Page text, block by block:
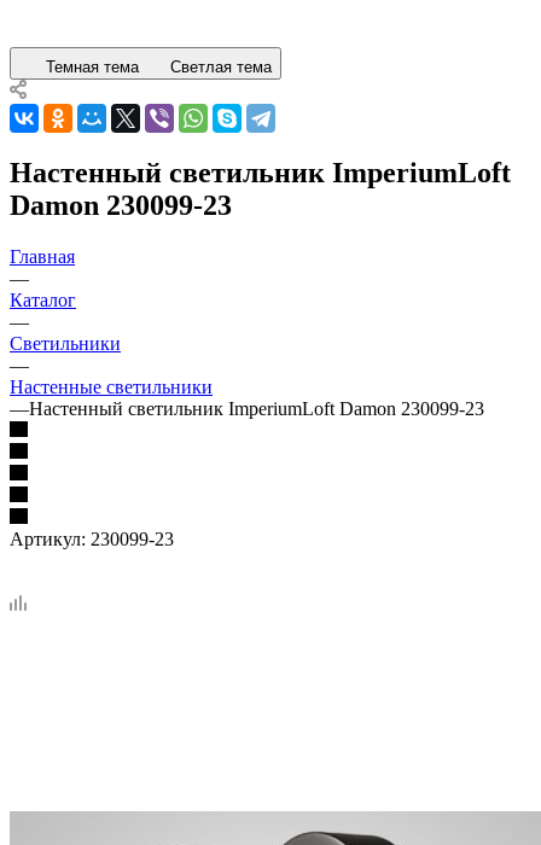
Темная тема Светлая тема
Настенный светильник ImperiumLoft
Damon 230099-23
Главная
—
Каталог
—
Светильники
—
Настенные светильники
—Настенный светильник ImperiumLoft Damon 230099-23
Артикул: 230099-23